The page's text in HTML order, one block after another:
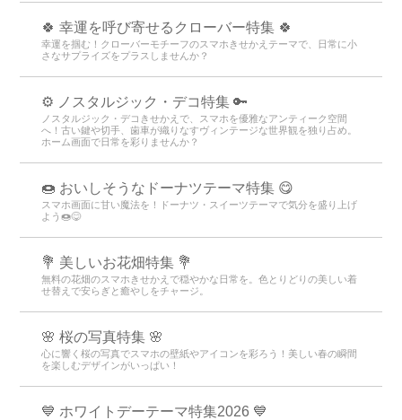
🍀 幸運を呼び寄せるクローバー特集 🍀
幸運を掴む！クローバーモチーフのスマホきせかえテーマで、日常に小
さなサプライズをプラスしませんか？
⚙️ ノスタルジック・デコ特集 🔑
ノスタルジック・デコきせかえで、スマホを優雅なアンティーク空間
へ！古い鍵や切手、歯車が織りなすヴィンテージな世界観を独り占め。
ホーム画面で日常を彩りませんか？
🍩 おいしそうなドーナツテーマ特集 😋
スマホ画面に甘い魔法を！ドーナツ・スイーツテーマで気分を盛り上げ
よう🍩😋
💐 美しいお花畑特集 💐
無料の花畑のスマホきせかえで穏やかな日常を。色とりどりの美しい着
せ替えで安らぎと癒やしをチャージ。
🌸 桜の写真特集 🌸
心に響く桜の写真でスマホの壁紙やアイコンを彩ろう！美しい春の瞬間
を楽しむデザインがいっぱい！
💙 ホワイトデーテーマ特集2026 💙